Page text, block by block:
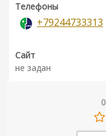
Телефоны
+79244733313
Сайт
не задан
0